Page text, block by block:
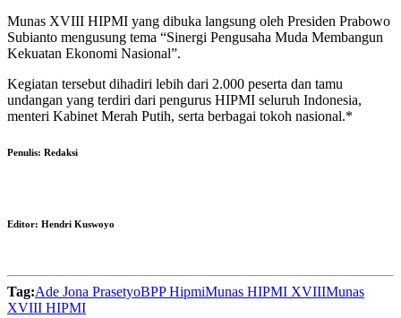
Munas XVIII HIPMI yang dibuka langsung oleh Presiden Prabowo
Subianto mengusung tema “Sinergi Pengusaha Muda Membangun
Kekuatan Ekonomi Nasional”.
Kegiatan tersebut dihadiri lebih dari 2.000 peserta dan tamu
undangan yang terdiri dari pengurus HIPMI seluruh Indonesia,
menteri Kabinet Merah Putih, serta berbagai tokoh nasional.*
Penulis: Redaksi
Editor: Hendri Kuswoyo
Tag:Ade Jona PrasetyoBPP HipmiMunas HIPMI XVIIIMunas
XVIII HIPMI